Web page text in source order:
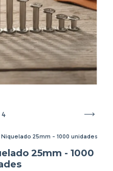
4
25mm - 1000 unidades
25mm - 1000